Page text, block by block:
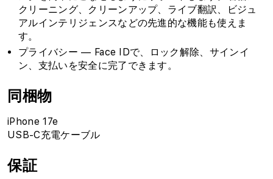
クリーニング、クリーンアップ、ライブ翻訳、ビジュ
アルインテリジェンスなどの先進的な機能も使えま
す。
プライバシー — Face IDで、ロック解除、サインイ
ン、支払いを安全に完了できます。
同梱物
iPhone 17e
USB-C充電ケーブル
保証